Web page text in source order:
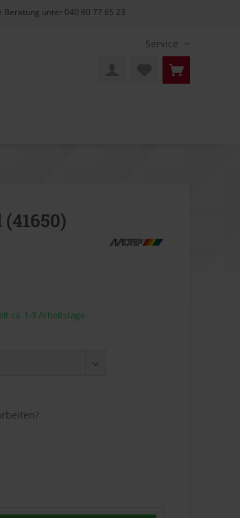
Beratung unter 040 60 77 65 23
Service
ca. 1-3 Arbeitstage